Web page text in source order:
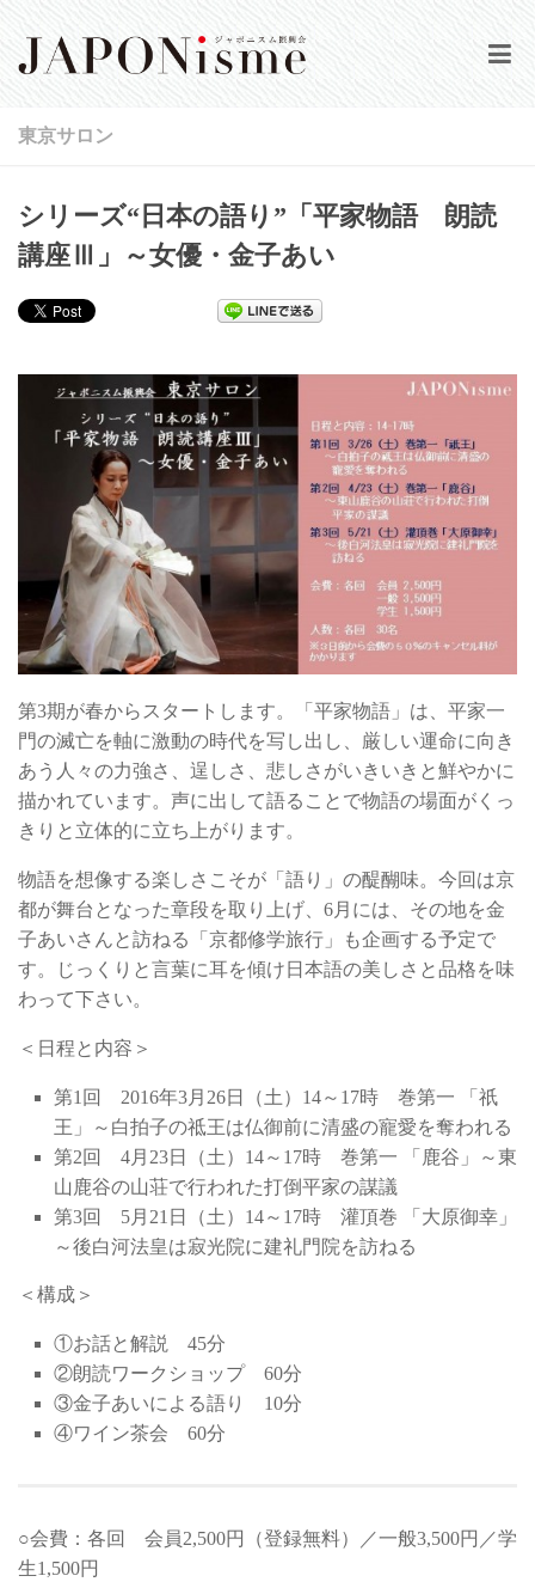
公演情報
活動実績
会報誌
登録／ログイン
お問い合わせ
東京サロン
シリーズ“日本の語り”「平家物語 朗読
講座Ⅲ」～女優・金子あい
第3期が春からスタートします。「平家物語」は、平家一
門の滅亡を軸に激動の時代を写し出し、厳しい運命に向き
あう人々の力強さ、逞しさ、悲しさがいきいきと鮮やかに
描かれています。声に出して語ることで物語の場面がくっ
きりと立体的に立ち上がります。
物語を想像する楽しさこそが「語り」の醍醐味。今回は京
都が舞台となった章段を取り上げ、6月には、その地を金
子あいさんと訪ねる「京都修学旅行」も企画する予定で
す。じっくりと言葉に耳を傾け日本語の美しさと品格を味
わって下さい。
＜日程と内容＞
第1回 2016年3月26日（土）14～17時 巻第一 「祇
王」～白拍子の祗王は仏御前に清盛の寵愛を奪われる
第2回 4月23日（土）14～17時 巻第一 「鹿谷」～東
山鹿谷の山荘で行われた打倒平家の謀議
第3回 5月21日（土）14～17時 灌頂巻 「大原御幸」
～後白河法皇は寂光院に建礼門院を訪ねる
＜構成＞
①お話と解説 45分
②朗読ワークショップ 60分
③金子あいによる語り 10分
④ワイン茶会 60分
○会費：各回 会員2,500円（登録無料）／一般3,500円／学
生1,500円